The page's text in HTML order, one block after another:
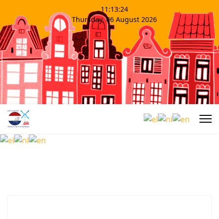
11:13:24
Thursday, 06 August 2026